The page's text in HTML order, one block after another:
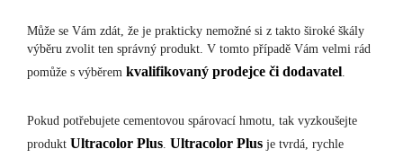
Může se Vám zdát, že je prakticky nemožné si z takto široké škály
výběru zvolit ten správný produkt. V tomto případě Vám velmi rád
pomůže s výběrem kvalifikovaný prodejce či dodavatel.
Pokud potřebujete cementovou spárovací hmotu, tak vyzkoušejte
produkt Ultracolor Plus. Ultracolor Plus je tvrdá, rychle